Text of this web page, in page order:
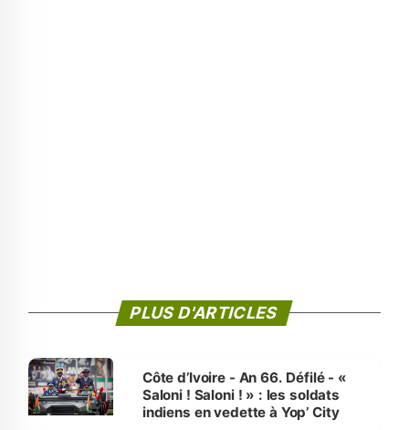
PLUS D'ARTICLES
Côte d’Ivoire - An 66. Défilé - «
Saloni ! Saloni ! » : les soldats
indiens en vedette à Yop’ City